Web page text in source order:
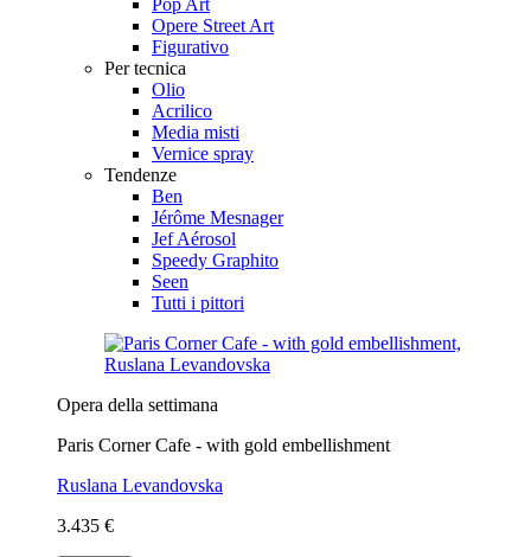
Opere Street Art
Figurativo
Per tecnica
Olio
Acrilico
Media misti
Vernice spray
Tendenze
Ben
Jérôme Mesnager
Jef Aérosol
Speedy Graphito
Seen
Tutti i pittori
Opera della settimana
Paris Corner Cafe - with gold embellishment
Ruslana Levandovska
3.435 €